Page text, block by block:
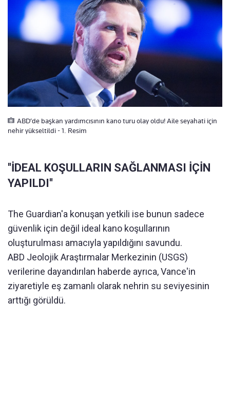
ABD’de başkan yardımcısının kano turu olay oldu! Aile seyahati için
nehir yükseltildi - 1. Resim
''İDEAL KOŞULLARIN SAĞLANMASI İÇİN
YAPILDI''
The Guardian'a konuşan yetkili ise bunun sadece
güvenlik için değil ideal kano koşullarının
oluşturulması amacıyla yapıldığını savundu.
ABD Jeolojik Araştırmalar Merkezinin (USGS)
verilerine dayandırılan haberde ayrıca, Vance'in
ziyaretiyle eş zamanlı olarak nehrin su seviyesinin
arttığı görüldü.